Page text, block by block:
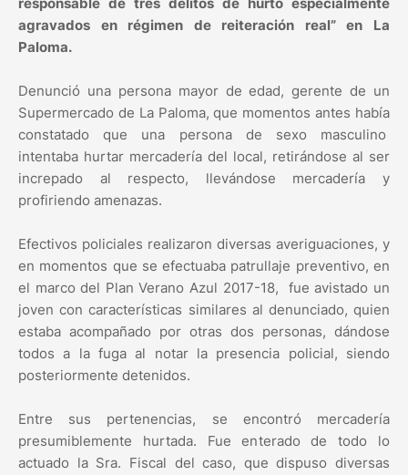
agravados en régimen de reiteración real” en La
Paloma.
Denunció una persona mayor de edad, gerente de un
Supermercado de La Paloma, que momentos antes había
constatado que una persona de sexo masculino
intentaba hurtar mercadería del local, retirándose al ser
increpado al respecto, llevándose mercadería y
profiriendo amenazas.
Efectivos policiales realizaron diversas averiguaciones, y
en momentos que se efectuaba patrullaje preventivo, en
el marco del Plan Verano Azul 2017-18, fue avistado un
joven con características similares al denunciado, quien
estaba acompañado por otras dos personas, dándose
todos a la fuga al notar la presencia policial, siendo
posteriormente detenidos.
Entre sus pertenencias, se encontró mercadería
presumiblemente hurtada. Fue enterado de todo lo
actuado la Sra. Fiscal del caso, que dispuso diversas